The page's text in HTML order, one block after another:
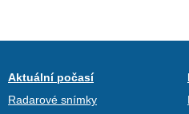
Aktuální počasí
Radarové snímky